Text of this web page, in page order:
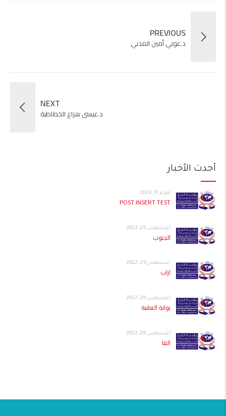
PREVIOUS
د.عوني أمين المدني
NEXT
د.عيسى هزاع الخطاطبة
أحدث الأخبار
فبراير 17, 2026
POST INSERT TEST
أغسطس 29, 2022
الجنوب
أغسطس 29, 2022
اراب
أغسطس 29, 2022
بوابة العقبة
أغسطس 29, 2022
الفا